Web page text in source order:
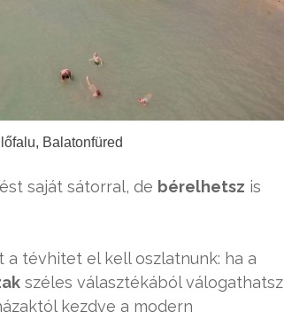
Balatonfüred
saját sátorral, de bérelhetsz is
tévhitet el kell oszlatnunk: ha a
széles választékából válogathatsz
kezdve a modern